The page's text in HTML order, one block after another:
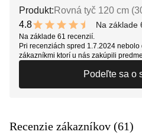
Produkt: Rovná tyč 120 cm
4.8
9.6 out of 10 stars
Na základe
Na základe 61 recenzií.
Pri recenziách spred 1.7.2024
zákazníkmi ktorí u nás zakúpili
Podeľte sa o
Recenzie zákazníkov (61)